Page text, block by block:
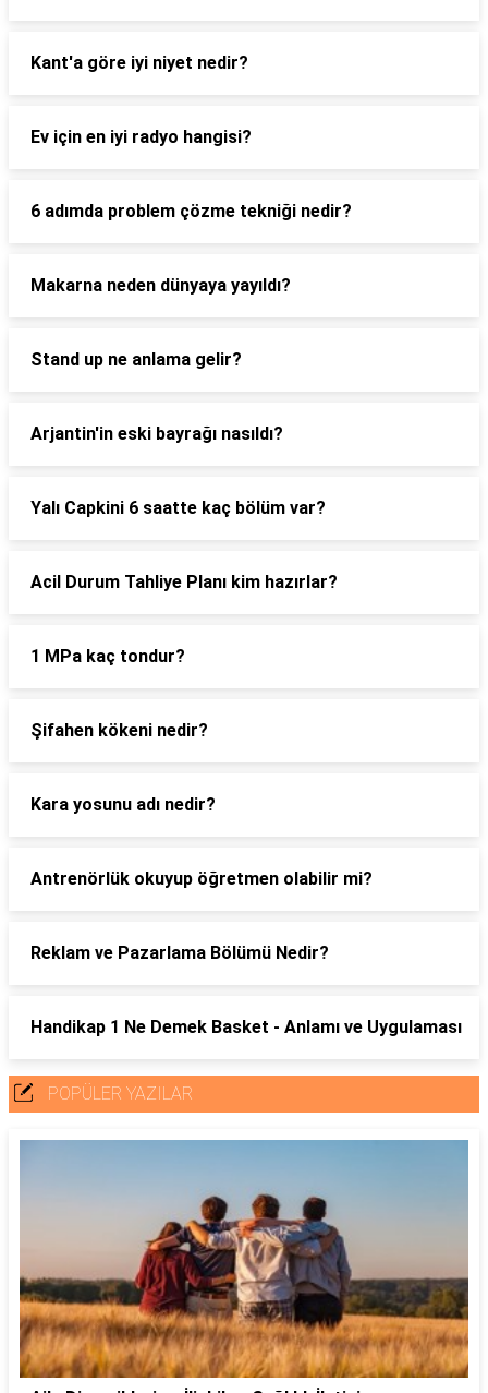
Kant'a göre iyi niyet nedir?
Ev için en iyi radyo hangisi?
6 adımda problem çözme tekniği nedir?
Makarna neden dünyaya yayıldı?
Stand up ne anlama gelir?
Arjantin'in eski bayrağı nasıldı?
Yalı Capkini 6 saatte kaç bölüm var?
Acil Durum Tahliye Planı kim hazırlar?
1 MPa kaç tondur?
Şifahen kökeni nedir?
Kara yosunu adı nedir?
Antrenörlük okuyup öğretmen olabilir mi?
Reklam ve Pazarlama Bölümü Nedir?
Handikap 1 Ne Demek Basket - Anlamı ve Uygulaması
POPÜLER YAZILAR